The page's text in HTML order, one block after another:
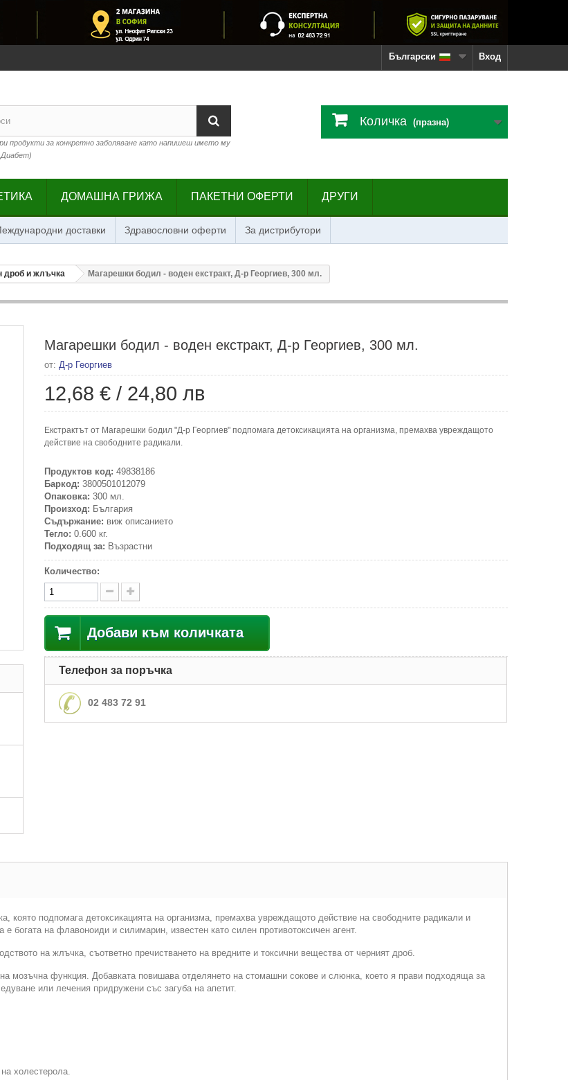
Вход
Български
продукти за конкретно заболяване като напишеш името му
Диабет)
Количка (празна)
ДОМАШНА ГРИЖА ПАКЕТНИ ОФЕРТИ ДРУГИ
доставки Здравословни оферти За дистрибутори
дроб и жлъчка Магарешки бодил - воден екстракт, Д-р Георгиев, 300 мл.
Магарешки бодил - воден екстракт, Д-р Георгиев, 300 мл.
от: Д-р Георгиев
12,68 € / 24,80 лв
Екстрактът от Магарешки бодил "Д-р Георгиев" подпомага детоксикацията на организма, премахва увреждащото
действие на свободните радикали.
Продуктов код: 49838186
Баркод: 3800501012079
Опаковка: 300 мл.
Произход: България
Съдържание: виж описанието
Тегло: 0.600 кг.
Подходящ за: Възрастни
Количество:
Добави към количката
Телефон за поръчка
02 483 72 91
която подпомага детоксикацията на организма, премахва увреждащото действие на свободните радикали и
на флавоноиди и силимарин, известен като силен противотоксичен агент.
на жлъчка, съответно пречистването на вредните и токсични вещества от черният дроб.
мозъчна функция. Добавката повишава отделянето на стомашни сокове и слюнка, което я прави подходяща за
или лечения придружени със загуба на апетит.
холестерола.